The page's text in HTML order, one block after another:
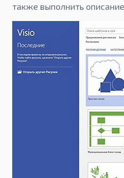
также выполнить